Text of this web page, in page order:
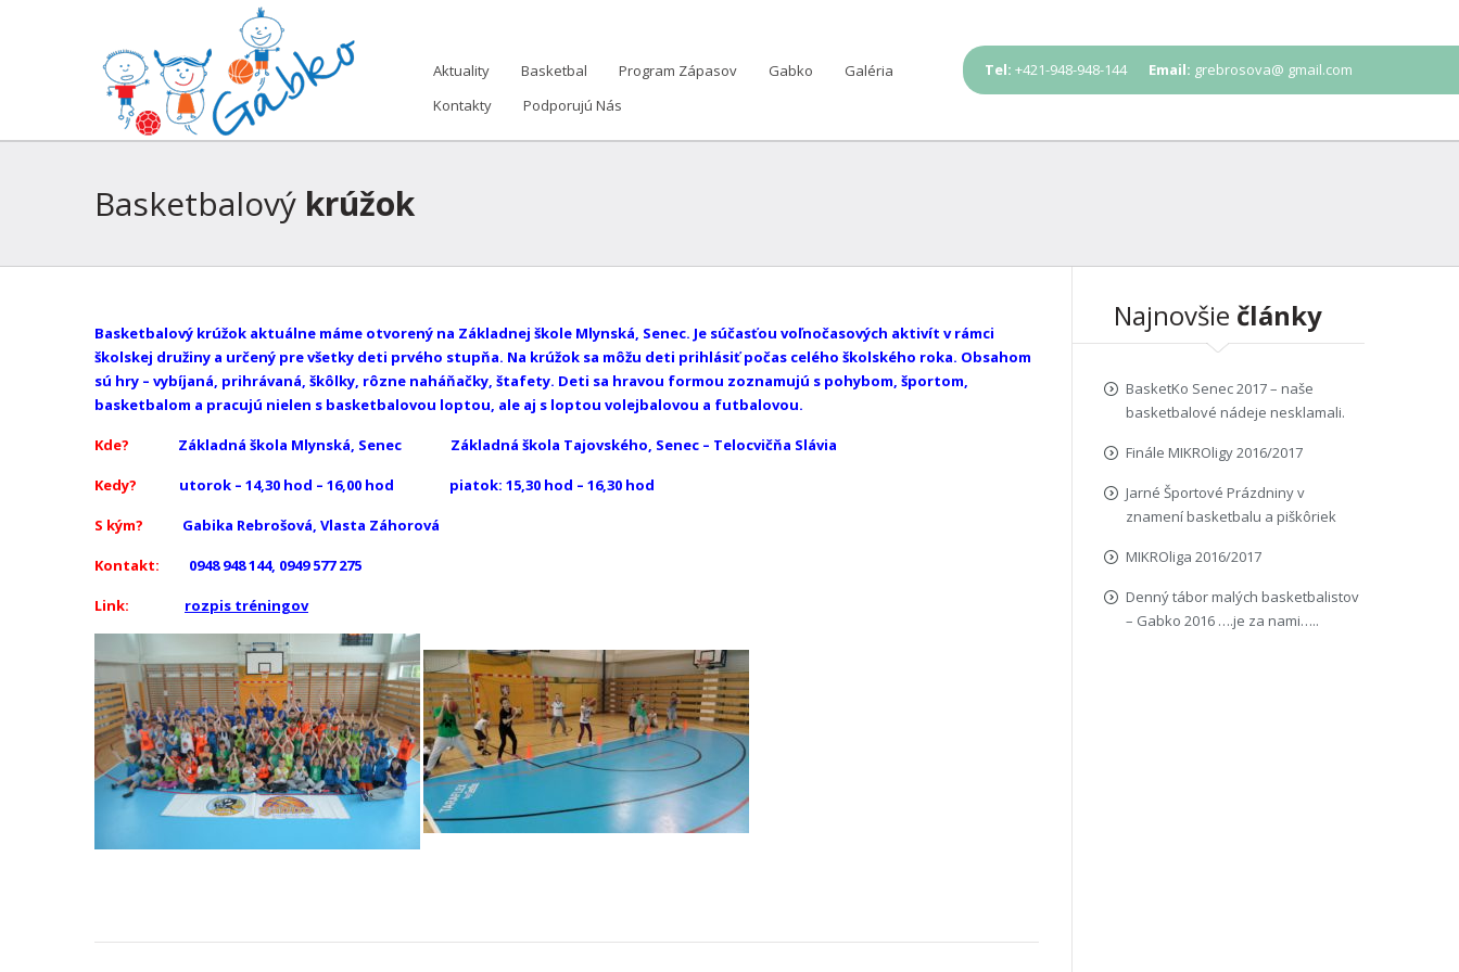
Aktuality Basketbal Program Zápasov Gabko
Galéria
Kontakty
Podporujú Nás
Tel: +421-948-948-144 Email: grebrosova@ gmail.com
Basketbalový krúžok
Basketbalový krúžok aktuálne máme otvorený na Základnej škole Mlynská, Senec. Je súčasťou voľnočasových aktivít v rámci
školskej družiny a určený pre všetky deti prvého stupňa. Na krúžok sa môžu deti prihlásiť počas celého školského roka. Obsahom
sú hry – vybíjaná, prihrávaná, škôlky, rôzne naháňačky, štafety. Deti sa hravou formou zoznamujú s pohybom, športom,
basketbalom a pracujú nielen s basketbalovou loptou, ale aj s loptou volejbalovou a futbalovou.
Kde? Základná škola Mlynská, Senec Základná škola Tajovského, Senec – Telocvičňa Slávia
Kedy? utorok – 14,30 hod – 16,00 hod piatok: 15,30 hod – 16,30 hod
S kým? Gabika Rebrošová, Vlasta Záhorová
Kontakt: 0948 948 144, 0949 577 275
Link: rozpis tréningov
Najnovšie články
BasketKo Senec 2017 – naše
basketbalové nádeje nesklamali.
Finále MIKROligy 2016/2017
Jarné Športové Prázdniny v
znamení basketbalu a piškôriek
MIKROliga 2016/2017
Denný tábor malých basketbalistov
– Gabko 2016 ….je za nami…..